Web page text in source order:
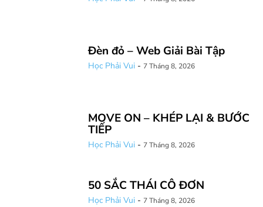
Đèn đỏ – Web Giải Bài Tập
Học Phải Vui - 7 Tháng 8, 2026
MOVE ON – KHÉP LẠI & BƯỚC
TIẾP
Học Phải Vui - 7 Tháng 8, 2026
50 SẮC THÁI CÔ ĐƠN
Học Phải Vui - 7 Tháng 8, 2026